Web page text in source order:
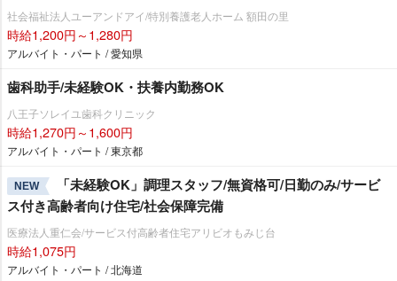
社会福祉法人ユーアンドアイ/特別養護老人ホーム 額田の里
時給1,200円～1,280円
アルバイト・パート / 愛知県
歯科助手/未経験OK・扶養内勤務OK
八王子ソレイユ歯科クリニック
時給1,270円～1,600円
アルバイト・パート / 東京都
NEW
「未経験OK」調理スタッフ/無資格可/日勤のみ/サービ
ス付き高齢者向け住宅/社会保障完備
医療法人重仁会/サービス付高齢者住宅アリビオもみじ台
時給1,075円
アルバイト・パート / 北海道